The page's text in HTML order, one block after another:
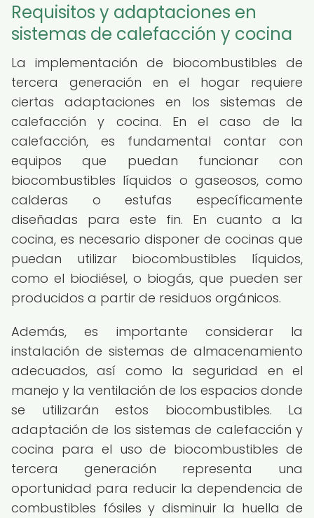
Requisitos y adaptaciones en
sistemas de calefacción y cocina
La implementación de biocombustibles de
tercera generación en el hogar requiere
ciertas adaptaciones en los sistemas de
calefacción y cocina. En el caso de la
calefacción, es fundamental contar con
equipos que puedan funcionar con
biocombustibles líquidos o gaseosos, como
calderas o estufas específicamente
diseñadas para este fin. En cuanto a la
cocina, es necesario disponer de cocinas que
puedan utilizar biocombustibles líquidos,
como el biodiésel, o biogás, que pueden ser
producidos a partir de residuos orgánicos.
Además, es importante considerar la
instalación de sistemas de almacenamiento
adecuados, así como la seguridad en el
manejo y la ventilación de los espacios donde
se utilizarán estos biocombustibles. La
adaptación de los sistemas de calefacción y
cocina para el uso de biocombustibles de
tercera generación representa una
oportunidad para reducir la dependencia de
combustibles fósiles y disminuir la huella de